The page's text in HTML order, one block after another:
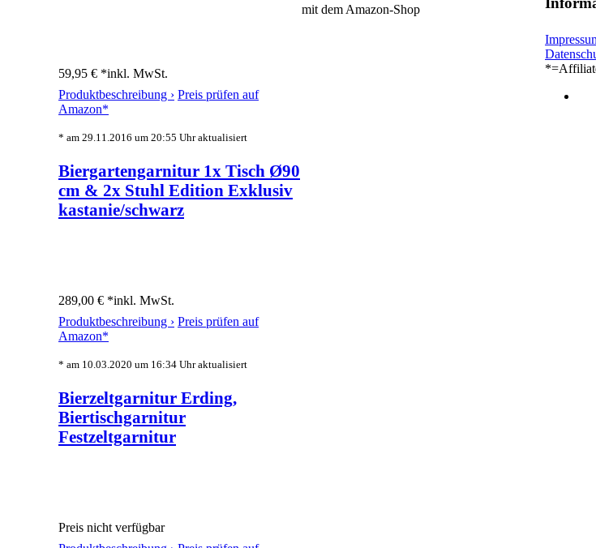
59,95 € *inkl. MwSt.
Produktbeschreibung › Preis prüfen auf
Amazon*
* am 29.11.2016 um 20:55 Uhr aktualisiert
Biergartengarnitur 1x Tisch Ø90
cm & 2x Stuhl Edition Exklusiv
kastanie/schwarz
289,00 € *inkl. MwSt.
Produktbeschreibung › Preis prüfen auf
Amazon*
* am 10.03.2020 um 16:34 Uhr aktualisiert
Bierzeltgarnitur Erding,
Biertischgarnitur
Festzeltgarnitur
Preis nicht verfügbar
mit dem Amazon-Shop